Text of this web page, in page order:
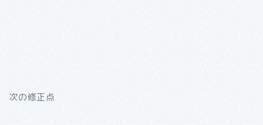
次の修正点